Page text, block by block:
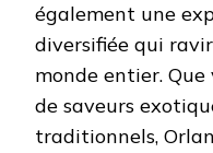
également une
diversifiée qui
monde entier.
de saveurs
traditionnels,